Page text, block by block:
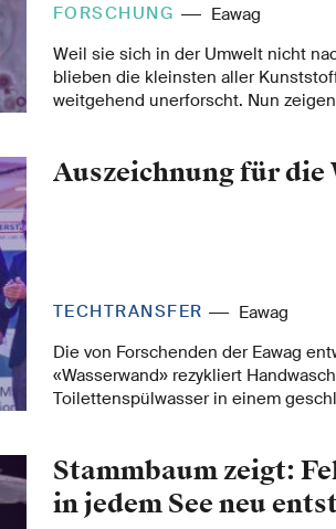
FORSCHUNG
Eawag
Weil sie sich in der Umwelt nicht
blieben die kleinsten aller
weitgehend unerforscht. Nun
der Kunststoff von
aufgenommen, die sich von diesem
Auszeichnung für die
TECHTRANSFER
Eawag
Die von Forschenden der Eawag
«Wasserwand» rezykliert
Toilettenspülwasser in einem
Abwassernetz eingesetzt werden.
mit dem Mülheim Water Award
Stammbaum zeigt:
in jedem See neu